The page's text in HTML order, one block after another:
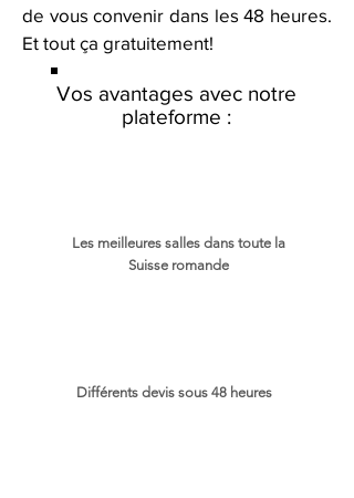
de vous convenir dans les 48 heures.
Et tout ça gratuitement!
Vos avantages avec notre
plateforme :
Les meilleures salles dans toute la
Suisse romande
Différents devis sous 48 heures